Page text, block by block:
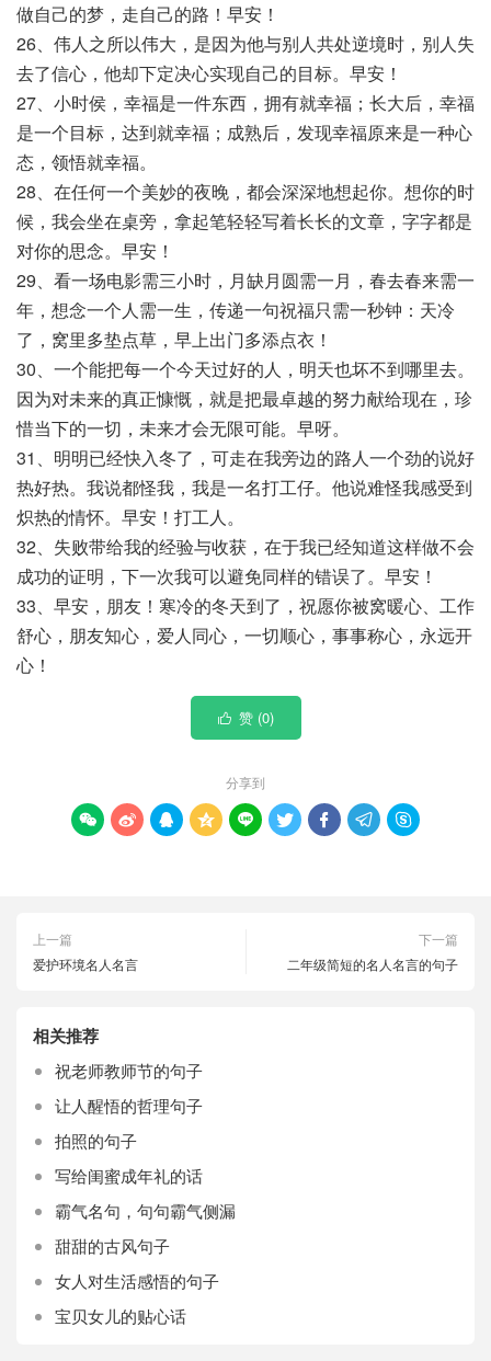
做自己的梦，走自己的路！早安！
26、伟人之所以伟大，是因为他与别人共处逆境时，别人失
去了信心，他却下定决心实现自己的目标。早安！
27、小时侯，幸福是一件东西，拥有就幸福；长大后，幸福
是一个目标，达到就幸福；成熟后，发现幸福原来是一种心
态，领悟就幸福。
28、在任何一个美妙的夜晚，都会深深地想起你。想你的时
候，我会坐在桌旁，拿起笔轻轻写着长长的文章，字字都是
对你的思念。早安！
29、看一场电影需三小时，月缺月圆需一月，春去春来需一
年，想念一个人需一生，传递一句祝福只需一秒钟：天冷
了，窝里多垫点草，早上出门多添点衣！
30、一个能把每一个今天过好的人，明天也坏不到哪里去。
因为对未来的真正慷慨，就是把最卓越的努力献给现在，珍
惜当下的一切，未来才会无限可能。早呀。
31、明明已经快入冬了，可走在我旁边的路人一个劲的说好
热好热。我说都怪我，我是一名打工仔。他说难怪我感受到
炽热的情怀。早安！打工人。
32、失败带给我的经验与收获，在于我已经知道这样做不会
成功的证明，下一次我可以避免同样的错误了。早安！
33、早安，朋友！寒冷的冬天到了，祝愿你被窝暖心、工作
舒心，朋友知心，爱人同心，一切顺心，事事称心，永远开
心！
 赞 (0)
分享到
        
上一篇
爱护环境名人名言
下一篇
二年级简短的名人名言的句子
相关推荐
祝老师教师节的句子
让人醒悟的哲理句子
拍照的句子
写给闺蜜成年礼的话
霸气名句，句句霸气侧漏
甜甜的古风句子
女人对生活感悟的句子
宝贝女儿的贴心话